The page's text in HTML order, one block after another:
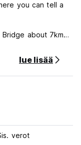
you can tell a
about 7km
In case of a late
lue lisää
verot